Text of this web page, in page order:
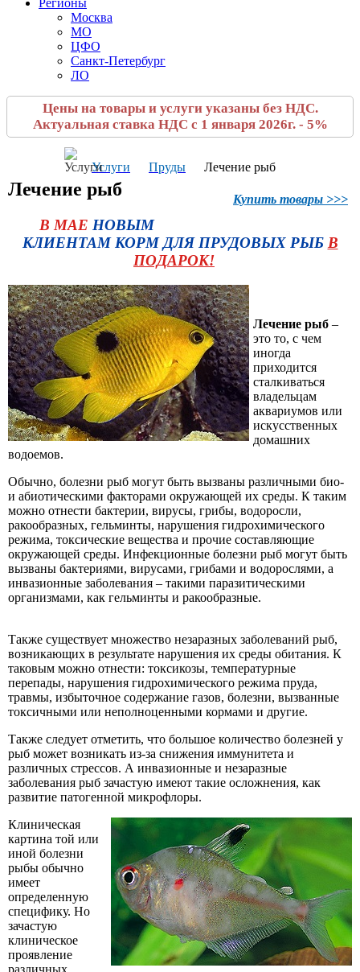
Регионы
Москва
МО
ЦФО
Санкт-Петербург
ЛО
Цены на товары и услуги указаны без НДС.
Актуальная ставка НДС с 1 января 2026г. - 5%
Услуги Пруды Лечение рыб
Купить товары >>>
Лечение рыб
В МАЕ НОВЫМ
КЛИЕНТАМ КОРМ ДЛЯ ПРУДОВЫХ РЫБ В
ПОДАРОК!
Лечение рыб –
это то, с чем
иногда
приходится
сталкиваться
владельцам
аквариумов или
искусственных
домашних
водоемов.
Обычно, болезни рыб могут быть вызваны различными био-
и абиотическими факторами окружающей их среды. К таким
можно отнести бактерии, вирусы, грибы, водоросли,
ракообразных, гельминты, нарушения гидрохимического
режима, токсические вещества и прочие составляющие
окружающей среды. Инфекционные болезни рыб могут быть
вызваны бактериями, вирусами, грибами и водорослями, а
инвазионные заболевания – такими паразитическими
организмами, как гельминты и ракообразные.
Также существует множество незаразных заболеваний рыб,
возникающих в результате нарушения их среды обитания. К
таковым можно отнести: токсикозы, температурные
перепады, нарушения гидрохимического режима пруда,
травмы, избыточное содержание газов, болезни, вызванные
токсичными или неполноценными кормами и другие.
Также следует отметить, что большое количество болезней у
рыб может возникать из-за снижения иммунитета и
различных стрессов. А инвазионные и незаразные
заболевания рыб зачастую имеют такие осложнения, как
развитие патогенной микрофлоры.
Клиническая
картина той или
иной болезни
рыбы обычно
имеет
определенную
специфику. Но
зачастую
клиническое
проявление